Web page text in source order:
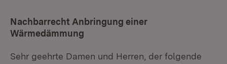
Nachbarrecht Anbringung einer
Wärmedämmung
Sehr geehrte Damen und Herren, der folgende